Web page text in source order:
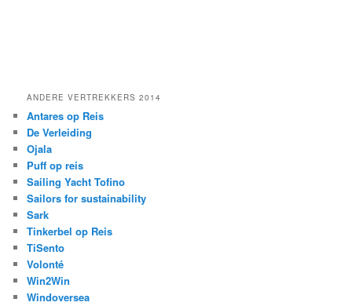
ANDERE VERTREKKERS 2014
Antares op Reis
De Verleiding
Ojala
Puff op reis
Sailing Yacht Tofino
Sailors for sustainability
Sark
Tinkerbel op Reis
TiSento
Volonté
Win2Win
Windoversea